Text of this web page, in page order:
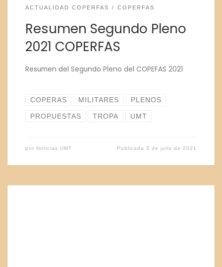
ACTUALIDAD COPERFAS COPERFAS
Resumen Segundo Pleno
2021 COPERFAS
Resumen del Segundo Pleno del COPEFAS 2021
COPERAS MILITARES PLENOS
PROPUESTAS TROPA UMT
por Noticias UMT Publicada3 de julio de 2021